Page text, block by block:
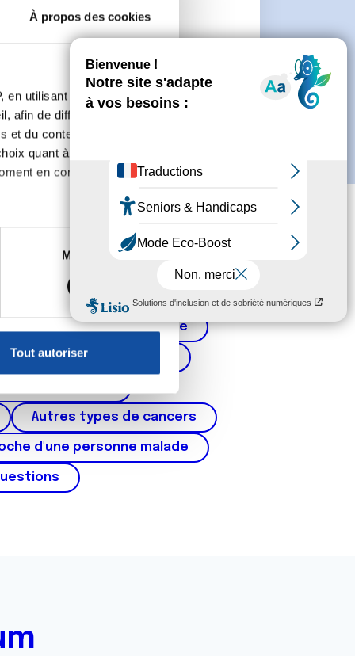
À propos des cookies
en utilisant des
afin de diffuser des
du contenu, ainsi que de
quant à l'utilisation de
en consultant la
à plusieurs mètres près
reportez-vous à lasection «
sur les cookies.
informations que
Marketing
Tout autoriser
créer un compte.
Cancer de la prostate
de l'utérus, ovaires)
Autres types de cancers
d'une personne malade